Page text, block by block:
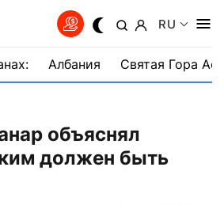
RU
Албания Святая Гора
объяснял
должен быть